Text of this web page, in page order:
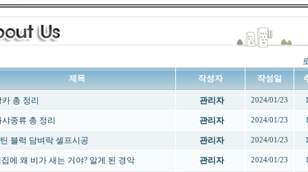
제목
작성자 작성일
총 정리 관리자 2024/01/23
종류 총 정리 관리자 2024/01/23
블럭 담벼락 셀프시공 관리자 2024/01/23
에 왜 비가 새는 거야? 알게 된 경악 관리자 2024/01/23